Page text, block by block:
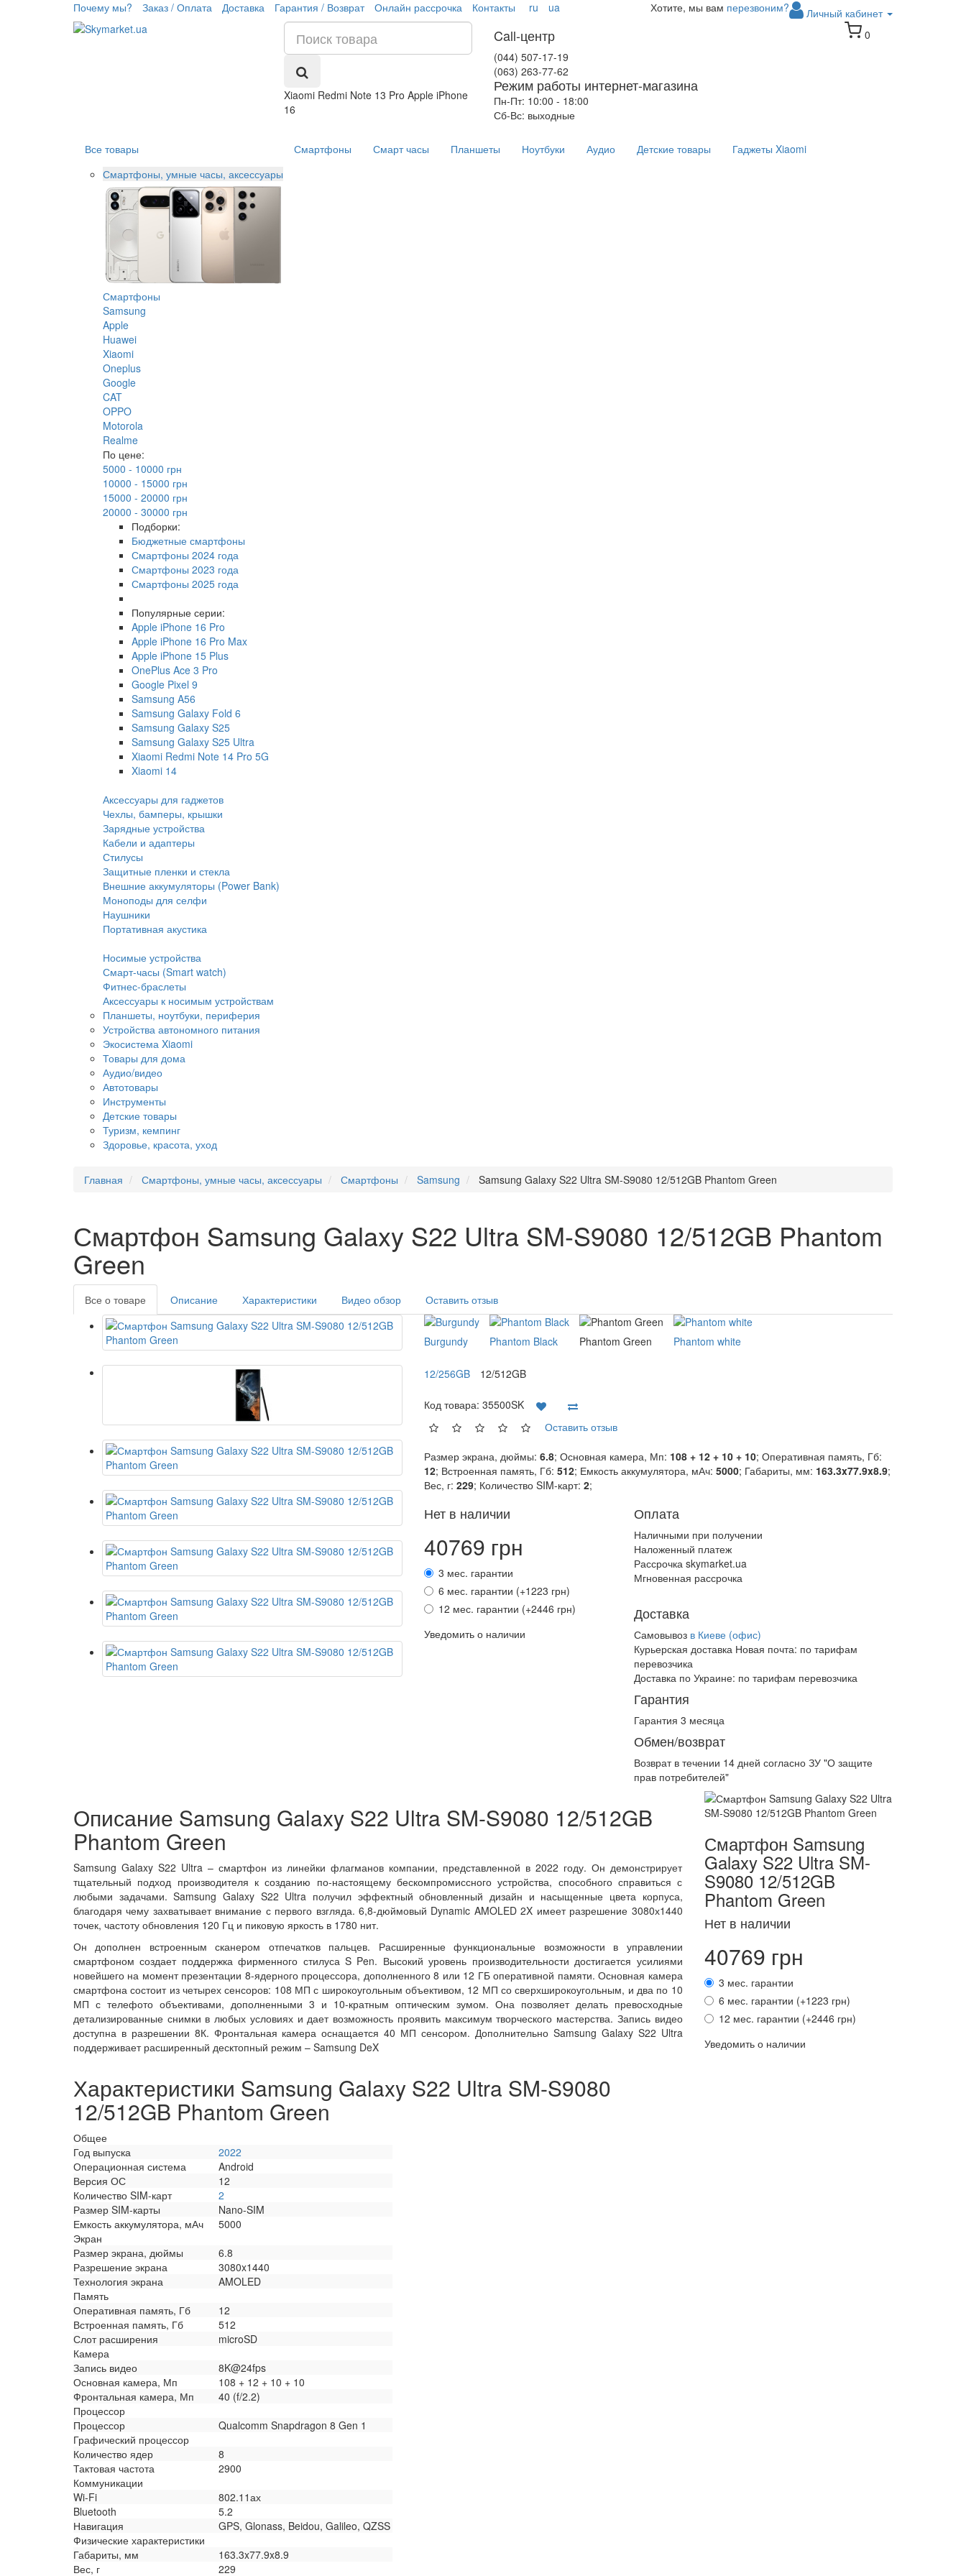
Почему мы? Заказ / Оплата Доставка Гарантия / Возврат Онлайн рассрочка Контакты ru ua Личный кабинет
Хотите, мы вам перезвоним?
Xiaomi Redmi Note 13 Pro Apple iPhone
16
Call-центр
(044) 507-17-19
(063) 263-77-62
Режим работы интернет-магазина
Пн-Пт: 10:00 - 18:00
Сб-Вс: выходные
0
Все товары
Смартфоны, умные часы, аксессуары
Смартфоны
Samsung
Apple
Huawei
Xiaomi
Oneplus
Google
CAT
OPPO
Motorola
Realme
По цене:
5000 - 10000 грн
10000 - 15000 грн
15000 - 20000 грн
20000 - 30000 грн
Подборки:
Бюджетные смартфоны
Смартфоны 2024 года
Смартфоны 2023 года
Смартфоны 2025 года
Популярные серии:
Apple iPhone 16 Pro
Apple iPhone 16 Pro Max
Apple iPhone 15 Plus
OnePlus Ace 3 Pro
Google Pixel 9
Samsung A56
Samsung Galaxy Fold 6
Samsung Galaxy S25
Samsung Galaxy S25 Ultra
Xiaomi Redmi Note 14 Pro 5G
Xiaomi 14
Аксессуары для гаджетов
Чехлы, бамперы, крышки
Зарядные устройства
Кабели и адаптеры
Стилусы
Защитные пленки и стекла
Внешние аккумуляторы (Power Bank)
Моноподы для селфи
Наушники
Портативная акустика
Носимые устройства
Смарт-часы (Smart watch)
Фитнес-браслеты
Аксессуары к носимым устройствам
Планшеты, ноутбуки, периферия
Устройства автономного питания
Экосистема Xiaomi
Товары для дома
Аудио/видео
Автотовары
Инструменты
Детские товары
Туризм, кемпинг
Здоровье, красота, уход
Смартфоны Смарт часы Планшеты Ноутбуки Аудио Детские товары Гаджеты Xiaomi
Главная Смартфоны, умные часы, аксессуары Смартфоны Samsung Samsung Galaxy S22 Ultra SM-S9080 12/512GB Phantom Green
Смартфон Samsung Galaxy S22 Ultra SM-S9080 12/512GB Phantom
Green
Все о товаре Описание Характеристики Видео обзор Оставить отзыв
Burgundy Phantom Black Phantom Green Phantom white
12/256GB 12/512GB
Код товара: 35500SK
Оставить отзыв
Размер экрана, дюймы: 6.8; Основная камера, Мп: 108 + 12 + 10 + 10; Оперативная память, Гб:
12; Встроенная память, Гб: 512; Емкость аккумулятора, мАч: 5000; Габариты, мм: 163.3x77.9x8.9;
Вес, г: 229; Количество SIM-карт: 2;
Нет в наличии
40769 грн
3 мес. гарантии
6 мес. гарантии (+1223 грн)
12 мес. гарантии (+2446 грн)
Уведомить о наличии
Оплата
Наличными при получении
Наложенный платеж
Рассрочка skymarket.ua
Мгновенная рассрочка
Доставка
Самовывоз в Киеве (офис)
Курьерская доставка Новая почта: по тарифам
перевозчика
Доставка по Украине: по тарифам перевозчика
Гарантия
Гарантия 3 месяца
Обмен/возврат
Возврат в течении 14 дней согласно ЗУ "О защите
прав потребителей"
Описание Samsung Galaxy S22 Ultra SM-S9080 12/512GB
Phantom Green
Samsung Galaxy S22 Ultra – смартфон из линейки флагманов компании, представленной в 2022 году. Он демонстрирует
тщательный подход производителя к созданию по-настоящему бескомпромиссного устройства, способного справиться с
любыми задачами. Samsung Galaxy S22 Ultra получил эффектный обновленный дизайн и насыщенные цвета корпуса,
благодаря чему захватывает внимание с первого взгляда. 6,8-дюймовый Dynamic AMOLED 2X имеет разрешение 3080х1440
точек, частоту обновления 120 Гц и пиковую яркость в 1780 нит.
Он дополнен встроенным сканером отпечатков пальцев. Расширенные функциональные возможности в управлении
смартфоном создает поддержка фирменного стилуса S Pen. Высокий уровень производительности достигается усилиями
новейшего на момент презентации 8-ядерного процессора, дополненного 8 или 12 ГБ оперативной памяти. Основная камера
смартфона состоит из четырех сенсоров: 108 МП с широкоугольным объективом, 12 МП со сверхширокоугольным, и два по 10
МП с телефото объективами, дополненными 3 и 10-кратным оптическим зумом. Она позволяет делать превосходные
детализированные снимки в любых условиях и дает возможность проявить максимум творческого мастерства. Запись видео
доступна в разрешении 8К. Фронтальная камера оснащается 40 МП сенсором. Дополнительно Samsung Galaxy S22 Ultra
поддерживает расширенный десктопный режим – Samsung DeX
Характеристики Samsung Galaxy S22 Ultra SM-S9080
12/512GB Phantom Green
Общее
Год выпуска
2022
Операционная система
Android
Версия ОС
12
Количество SIM-карт
2
Размер SIM-карты
Nano-SIM
Емкость аккумулятора, мАч
5000
Экран
Размер экрана, дюймы
6.8
Разрешение экрана
3080x1440
Технология экрана
AMOLED
Память
Оперативная память, Гб
12
Встроенная память, Гб
512
Слот расширения
microSD
Камера
Запись видео
8K@24fps
Основная камера, Мп
108 + 12 + 10 + 10
Фронтальная камера, Мп
40 (f/2.2)
Процессор
Процессор
Qualcomm Snapdragon 8 Gen 1
Графический процессор
Количество ядер
8
Тактовая частота
2900
Коммуникации
Wi-Fi
802.11ах
Bluetooth
5.2
Навигация
GPS, Glonass, Beidou, Galileo, QZSS
Физические характеристики
Габариты, мм
163.3x77.9x8.9
Вес, г
229
Смартфон Samsung
Galaxy S22 Ultra SM-
S9080 12/512GB
Phantom Green
Нет в наличии
40769 грн
3 мес. гарантии
6 мес. гарантии (+1223 грн)
12 мес. гарантии (+2446 грн)
Уведомить о наличии